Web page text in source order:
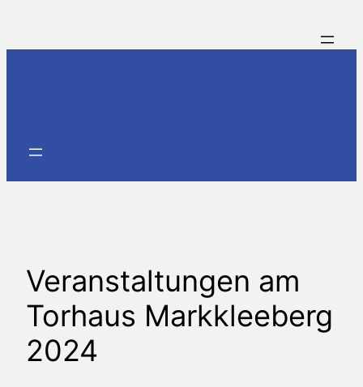
Veranstaltungen am
Torhaus Markkleeberg
2024